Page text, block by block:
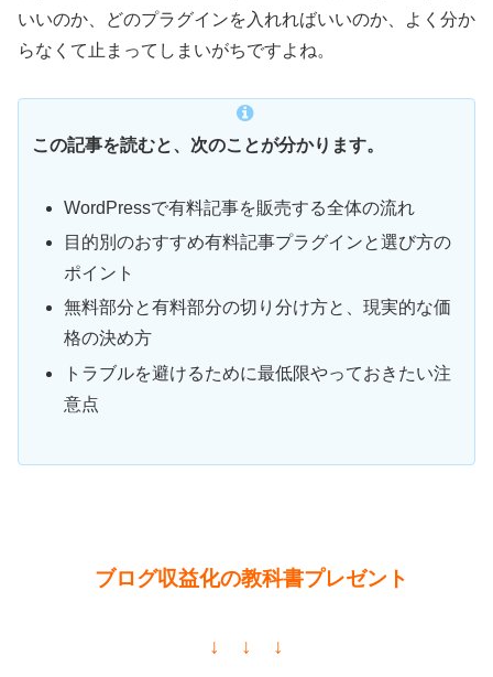
いいのか、どのプラグインを入れればいいのか、よく分か
らなくて止まってしまいがちですよね。
この記事を読むと、次のことが分かります。
WordPressで有料記事を販売する全体の流れ
目的別のおすすめ有料記事プラグインと選び方の
ポイント
無料部分と有料部分の切り分け方と、現実的な価
格の決め方
トラブルを避けるために最低限やっておきたい注
意点
ブログ収益化の教科書プレゼント
↓ ↓ ↓